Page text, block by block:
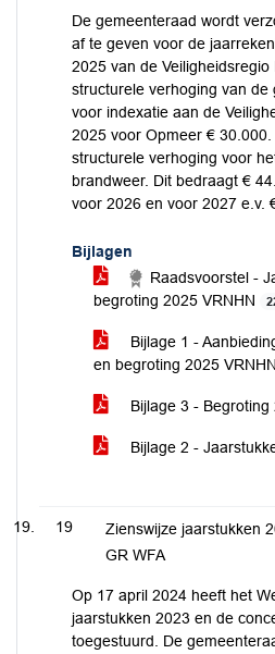
De gemeenteraad wordt
af te geven voor de
2025 van de
structurele verhoging van de
voor indexatie aan de
2025 voor Opmeer €
structurele verhoging voor
brandweer. Dit bedraagt €
voor 2026 en voor 2027 e.v.
Bijlagen
Raadsvoorstel -
begroting 2025 VRNHN
Bijlage 1 -
en begroting 2025 VRNHN
Bijlage 3 -
Bijlage 2 -
19
Zienswijze jaarstukken
GR WFA
Op 17 april 2024 heeft het
jaarstukken 2023 en de
toegestuurd. De